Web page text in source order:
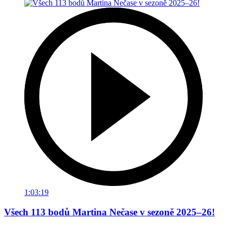
1:03:19
Všech 113 bodů Martina Nečase v sezoně 2025–26!